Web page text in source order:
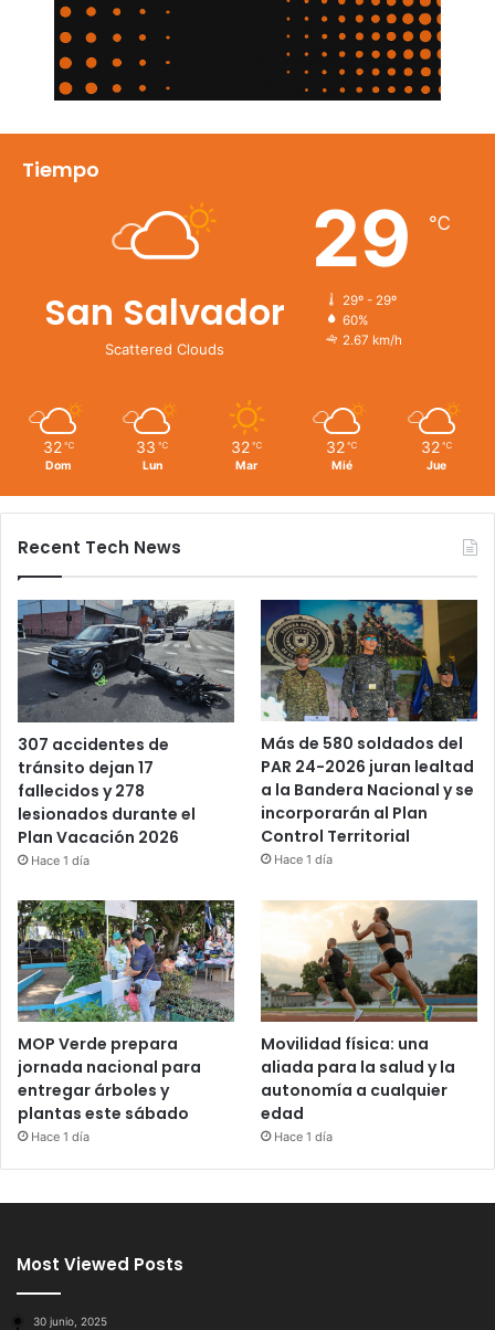
Tiempo
San Salvador
Scattered Clouds
29 ℃
29º - 29º
60%
2.67 km/h
32 ℃
Dom
33 ℃
Lun
32 ℃
Mar
32 ℃
Mié
32 ℃
Jue
Recent Tech News
307 accidentes de
tránsito dejan 17
fallecidos y 278
lesionados durante el
Plan Vacación 2026
Hace 1 día
Más de 580 soldados del
PAR 24-2026 juran lealtad
a la Bandera Nacional y se
incorporarán al Plan
Control Territorial
Hace 1 día
MOP Verde prepara
jornada nacional para
entregar árboles y
plantas este sábado
Hace 1 día
Movilidad física: una
aliada para la salud y la
autonomía a cualquier
edad
Hace 1 día
Most Viewed Posts
30 junio, 2025